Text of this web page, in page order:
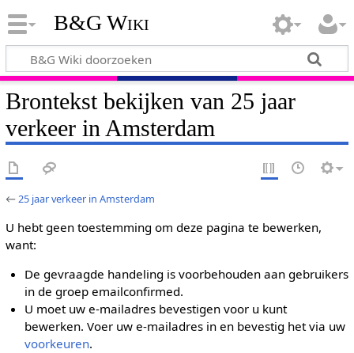
B&G Wiki
Brontekst bekijken van 25 jaar
verkeer in Amsterdam
←25 jaar verkeer in Amsterdam
U hebt geen toestemming om deze pagina te bewerken,
want:
De gevraagde handeling is voorbehouden aan gebruikers
in de groep emailconfirmed.
U moet uw e-mailadres bevestigen voor u kunt
bewerken. Voer uw e-mailadres in en bevestig het via uw
voorkeuren.